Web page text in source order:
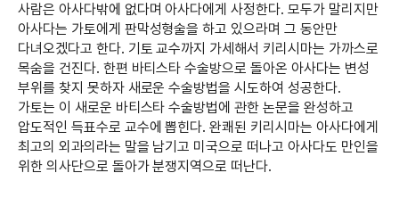
사람은 아사다밖에 없다며 아사다에게 사정한다. 모두가 말리지만
아사다는 가토에게 판막성형술을 하고 있으라며 그 동안만
다녀오겠다고 한다. 기토 교수까지 가세해서 키리시마는 가까스로
목숨을 건진다. 한편 바티스타 수술방으로 돌아온 아사다는 변성
부위를 찾지 못하자 새로운 수술방법을 시도하여 성공한다.
가토는 이 새로운 바티스타 수술방법에 관한 논문을 완성하고
압도적인 득표수로 교수에 뽑힌다. 완쾌된 키리시마는 아사다에게
최고의 외과의라는 말을 남기고 미국으로 떠나고 아사다도 만인을
위한 의사단으로 돌아가 분쟁지역으로 떠난다.